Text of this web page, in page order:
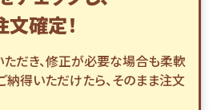
文確定！
だき、修正が必要な場合も柔軟
納得いただけたら、そのまま注文